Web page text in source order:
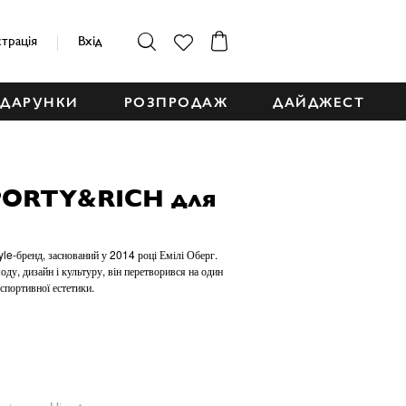
Вхід
РОЗПРОДАЖ ДАЙДЖЕСТ
для
бренд, заснований у 2014 році Емілі Оберг.
дизайн і культуру, він перетворився на один
естетики.